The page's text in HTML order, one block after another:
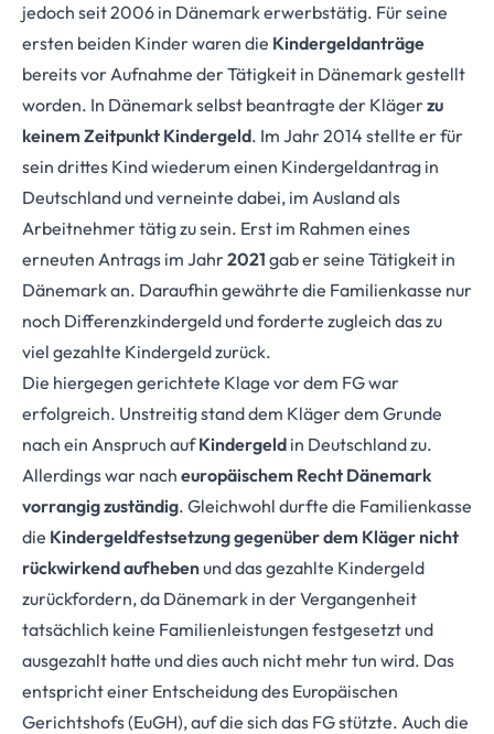
jedoch seit 2006 in Dänemark erwerbstätig. Für seine
ersten beiden Kinder waren die Kindergeldanträge
bereits vor Aufnahme der Tätigkeit in Dänemark gestellt
worden. In Dänemark selbst beantragte der Klägerzu
keinem Zeitpunkt Kindergeld. Im Jahr 2014 stellte er für
sein drittes Kind wieder­um einen Kindergeldantrag in
Deutschland und verneinte dabei, im Ausland als
Arbeitneh­mer tätig zu sein. Erst im Rahmen eines
erneuten Antrags im Jahr2021 gab er seine Tätigkeit in
Dänemark an. Daraufhin gewährte die Familienkasse nur
noch Differenzkindergeld und forderte zugleich das zu
viel gezahlte Kindergeld zurück.
Die hiergegen gerichtete Klage vor dem FG war
erfolgreich. Unstreitig stand dem Kläger dem Grunde
nach ein Anspruch aufKindergeld in Deutschland zu.
Allerdings war nach europäischem Recht Dänemark
vorrangig zuständig. Gleichwohl durfte die Familienkasse
die Kindergeldfestsetzung gegenüber dem Kläger nicht
rückwirkend aufhebenund das gezahlte Kindergeld
zurückfordern, da Dänemark in der Vergangenheit
tatsächlich keine Familienleistungen festgesetzt und
ausgezahlt hatte und dies auch nicht mehr tun wird. Das
entspricht einer Entscheidung des Europäischen
Gerichtshofs (EuGH), auf die sich das FG stützte. Auch die